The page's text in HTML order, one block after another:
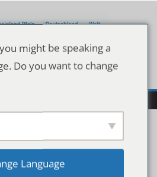
might be speaking a
Do you want to change
Language